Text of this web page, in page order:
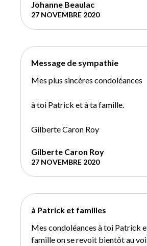
Johanne Beaulac
27 NOVEMBRE 2020
Message de sympathie
Mes plus sincères condoléances
à toi Patrick et à ta famille.
Gilberte Caron Roy
Gilberte Caron Roy
27 NOVEMBRE 2020
à Patrick et familles
Mes condoléances à toi Patrick
famille on se revoit bientôt au